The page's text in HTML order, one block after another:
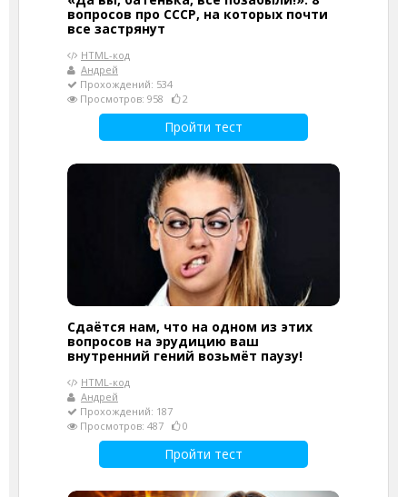
вопросов про СССР, на которых почти
все застрянут
HTML-код
Андрей
Прохождений: 534
Просмотров: 958
2
Пройти тест
Сдаётся нам, что на одном из этих
вопросов на эрудицию ваш
внутренний гений возьмёт паузу!
HTML-код
Андрей
Прохождений: 187
Просмотров: 487
0
Пройти тест